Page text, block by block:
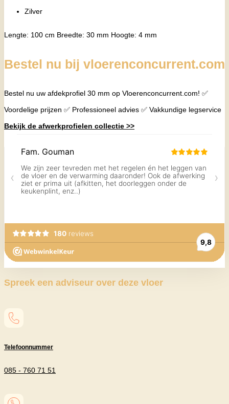
Zilver
Lengte: 100 cm Breedte: 30 mm Hoogte: 4 mm
Bestel nu bij vloerenconcurrent.com
Bestel nu uw afdekprofiel 30 mm op Vloerenconcurrent.com! ✅
Voordelige prijzen ✅ Professioneel advies ✅ Vakkundige legservice
Bekijk de afwerkprofielen collectie >>
Spreek een adviseur over deze vloer
Telefoonnummer
085 - 760 71 51